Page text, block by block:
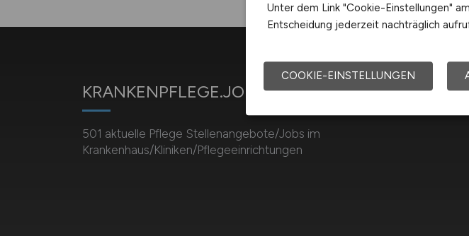
KRANKENPFLEGE.JOBS
501 aktuelle Pflege Stellenangebote/Jobs im
Krankenhaus/Kliniken/Pflegeeinrichtungen
Unter dem Link "Cookie-Einstellungen"
Entscheidung jederzeit nachträglich
COOKIE-EINSTELLUNGEN